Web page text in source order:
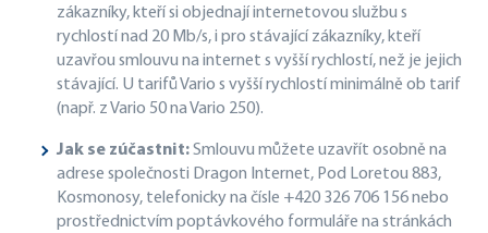
zákazníky, kteří si objednají internetovou službu s
rychlostí nad 20 Mb/s, i pro stávající zákazníky, kteří
uzavřou smlouvu na internet s vyšší rychlostí, než je jejich
stávající. U tarifů Vario s vyšší rychlostí minimálně ob tarif
(např. z Vario 50 na Vario 250).
Jak se zúčastnit:Smlouvu můžete uzavřít osobně na
adrese společnosti Dragon Internet, Pod Loretou 883,
Kosmonosy, telefonicky na čísle +420 326 706 156 nebo
prostřednictvím poptávkového formuláře na stránkách